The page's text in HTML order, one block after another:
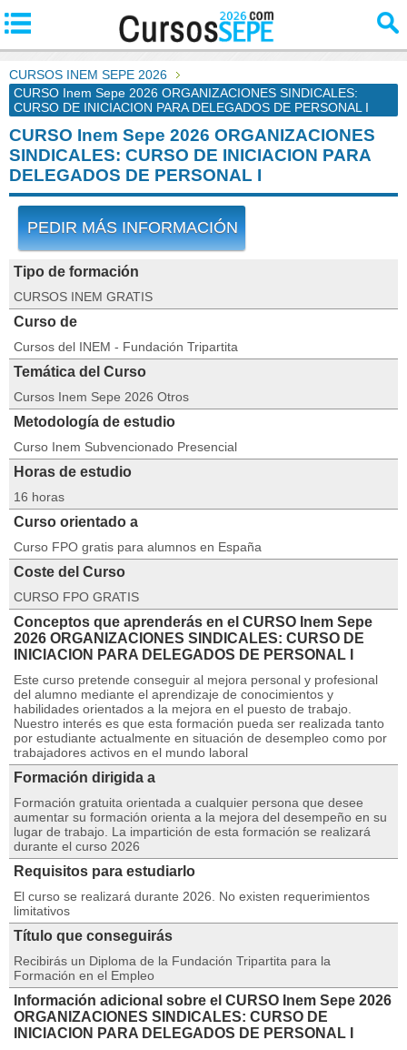
CURSOS INEM SEPE 2026
CURSO Inem Sepe 2026 ORGANIZACIONES SINDICALES:
CURSO DE INICIACION PARA DELEGADOS DE PERSONAL I
CURSO Inem Sepe 2026 ORGANIZACIONES
SINDICALES: CURSO DE INICIACION PARA
DELEGADOS DE PERSONAL I
PEDIR MÁS INFORMACIÓN
Tipo de formación
CURSOS INEM GRATIS
Curso de
Cursos del INEM - Fundación Tripartita
Temática del Curso
Cursos Inem Sepe 2026 Otros
Metodología de estudio
Curso Inem Subvencionado Presencial
Horas de estudio
16 horas
Curso orientado a
Curso FPO gratis para alumnos en España
Coste del Curso
CURSO FPO GRATIS
Conceptos que aprenderás en el CURSO Inem Sepe
2026 ORGANIZACIONES SINDICALES: CURSO DE
INICIACION PARA DELEGADOS DE PERSONAL I
Este curso pretende conseguir al mejora personal y profesional
del alumno mediante el aprendizaje de conocimientos y
habilidades orientados a la mejora en el puesto de trabajo.
Nuestro interés es que esta formación pueda ser realizada tanto
por estudiante actualmente en situación de desempleo como por
trabajadores activos en el mundo laboral
Formación dirigida a
Formación gratuita orientada a cualquier persona que desee
aumentar su formación orienta a la mejora del desempeño en su
lugar de trabajo. La impartición de esta formación se realizará
durante el curso 2026
Requisitos para estudiarlo
El curso se realizará durante 2026. No existen requerimientos
limitativos
Título que conseguirás
Recibirás un Diploma de la Fundación Tripartita para la
Formación en el Empleo
Información adicional sobre el CURSO Inem Sepe 2026
ORGANIZACIONES SINDICALES: CURSO DE
INICIACION PARA DELEGADOS DE PERSONAL I